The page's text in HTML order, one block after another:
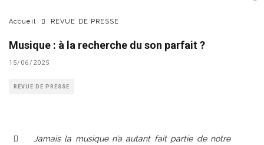
Accueil REVUE DE PRESSE
Musique : à la recherche du son parfait ?
15/06/2025
REVUE DE PRESSE
Jamais la musique n’a autant fait partie de notre